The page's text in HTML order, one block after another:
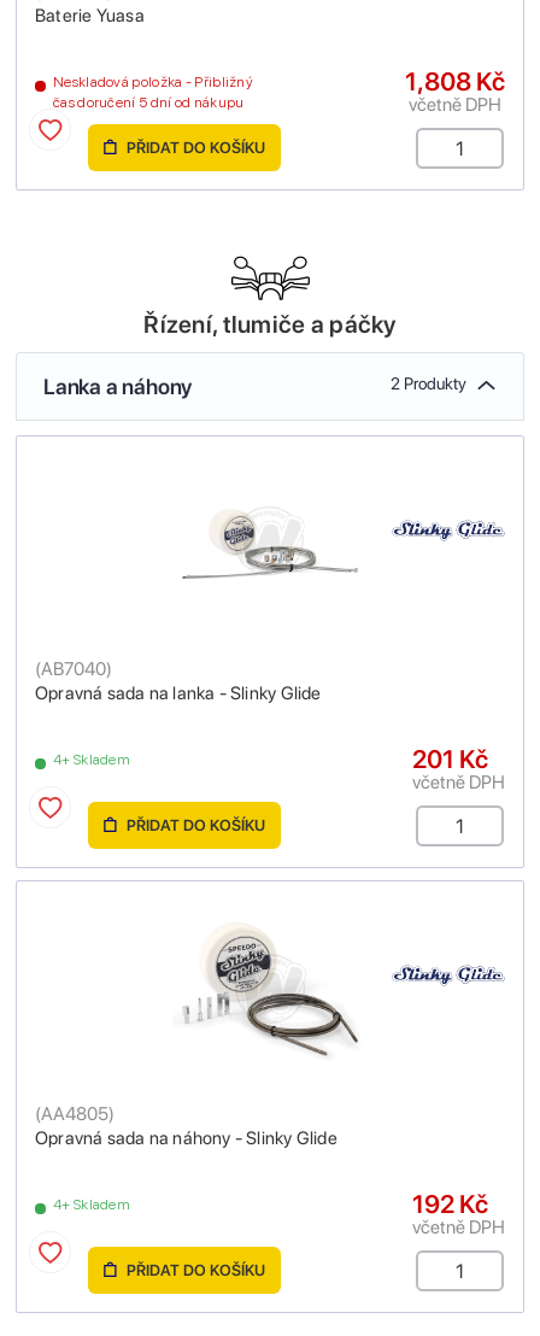
Baterie Yuasa
Neskladová položka - Přibližný
čas doručení 5 dní od nákupu
1,808 Kč
včetně DPH
PŘIDAT DO KOŠÍKU
Řízení, tlumiče a páčky
Lanka a náhony 2 Produkty
Opravná sada na lanka - Slinky Glide
(AB7040)
4+ Skladem 201 Kč
včetně DPH
PŘIDAT DO KOŠÍKU
Opravná sada na náhony - Slinky Glide
(AA4805)
4+ Skladem 192 Kč
včetně DPH
PŘIDAT DO KOŠÍKU